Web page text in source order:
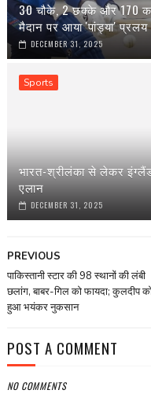
30 चौके, 2 छक्के और 170
मैदान पर आया 'पांड्या' प्रलय
DECEMBER 31, 2025
Sports
भारत-श्रीलंका से लेकर
एलान
DECEMBER 31, 2025
PREVIOUS
पाकिस्तानी स्टार की 98 स्थानों की लंबी
छलांग, बाबर-गिल को फायदा; कुलदीप
हुआ भयंकर नुकसान
POST A COMMENT
NO COMMENTS